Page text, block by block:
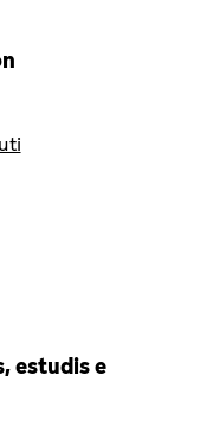
estudis e